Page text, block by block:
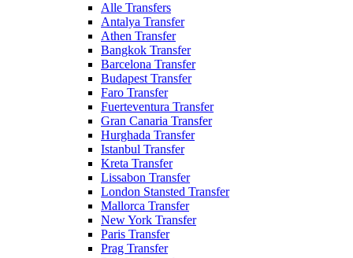
Alle Transfers
Antalya Transfer
Athen Transfer
Bangkok Transfer
Barcelona Transfer
Budapest Transfer
Faro Transfer
Fuerteventura Transfer
Gran Canaria Transfer
Hurghada Transfer
Istanbul Transfer
Kreta Transfer
Lissabon Transfer
London Stansted Transfer
Mallorca Transfer
New York Transfer
Paris Transfer
Prag Transfer